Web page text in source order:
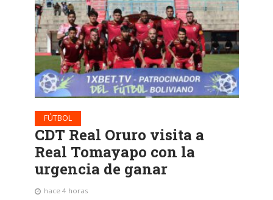
FÚTBOL
CDT Real Oruro visita a
Real Tomayapo con la
urgencia de ganar
hace 4 horas